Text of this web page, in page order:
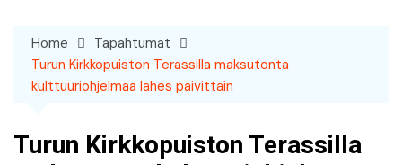
Home
Tapahtumat
Turun Kirkkopuiston Terassilla maksutonta
kulttuuriohjelmaa lähes päivittäin
Turun Kirkkopuiston Terassilla